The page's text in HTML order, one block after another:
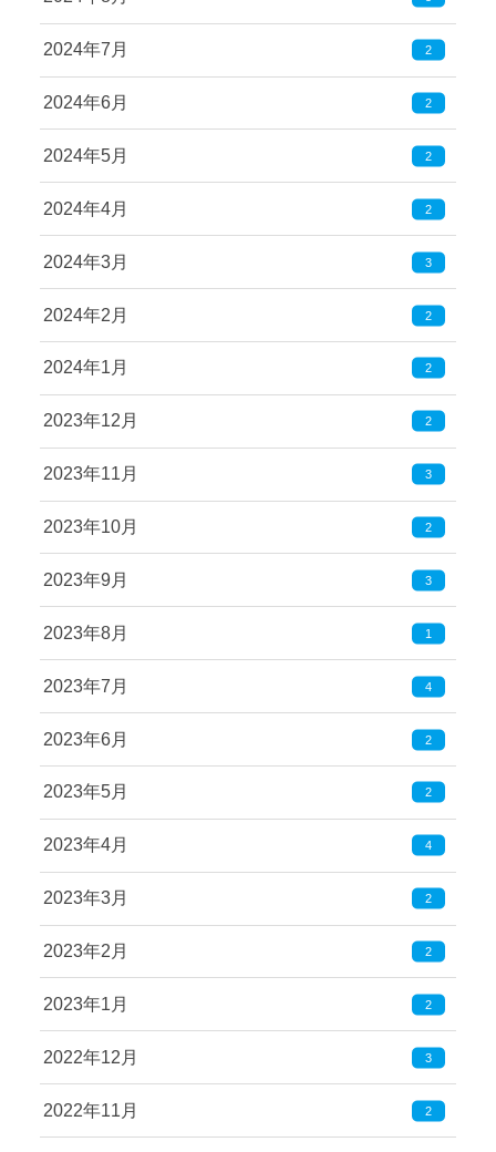
2024年7月 2
2024年6月 2
2024年5月 2
2024年4月 2
2024年3月 3
2024年2月 2
2024年1月 2
2023年12月 2
2023年11月 3
2023年10月 2
2023年9月 3
2023年8月 1
2023年7月 4
2023年6月 2
2023年5月 2
2023年4月 4
2023年3月 2
2023年2月 2
2023年1月 2
2022年12月 3
2022年11月 2